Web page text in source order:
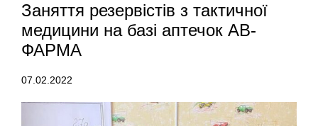
Заняття резервістів з тактичної
медицини на базі аптечок АВ-
ФАРМА
07.02.2022